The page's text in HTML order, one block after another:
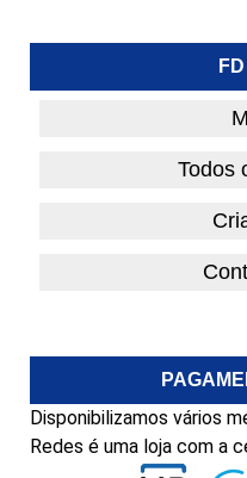
Todos
Disponibilizamos vários
Redes é uma loja com a